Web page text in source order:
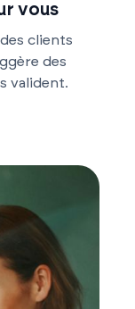
vous
clients
des
valident.